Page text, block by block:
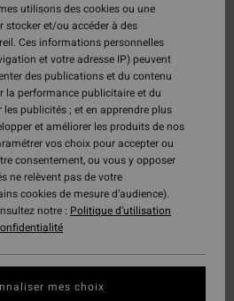
utilisons des cookies ou une
et/ou accéder à des
Ces informations personnelles
et votre adresse IP) peuvent
des publications et du contenu
la performance publicitaire et du
publicités ; et en apprendre plus
et améliorer les produits de nos
vos choix pour accepter ou
consentement, ou vous y opposer
ne relèvent pas de votre
cookies de mesure d’audience).
notre : Politique d'utilisation
mes choix